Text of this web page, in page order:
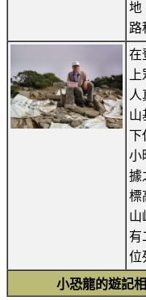
地
路
在
人
山
下
小
據
標
山
有
位
小恐龍的遊記